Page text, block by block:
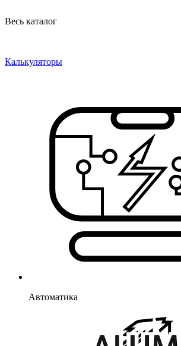
Весь каталог
Калькуляторы
Автоматика